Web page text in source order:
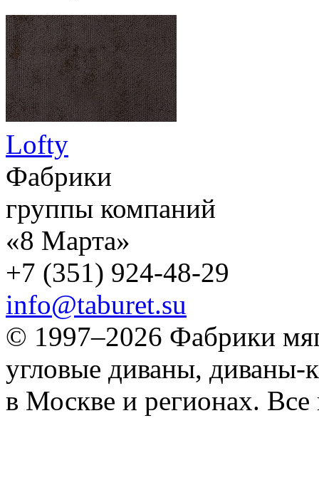
Lofty
Фабрики
группы компаний
«8 Марта»
+7 (351) 924-48-29
info@taburet.su
© 1997–2026 Фабрики
угловые диваны, диваны-
в Москве и регионах.